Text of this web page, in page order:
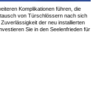
Komplikationen führen, die
von Türschlössern nach sich
der neu installierten
Sie in den Seelenfrieden für